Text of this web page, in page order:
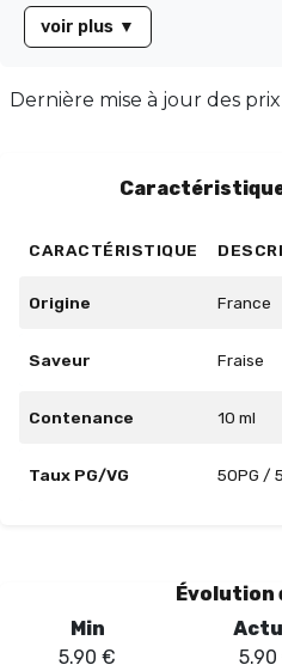
allie pitaya, fraise et
fraîcheur intense. Les
voir plus ▼
Dernière mise à jour des
CARACTÉRISTIQUE
Origine France
Saveur Fraise
Contenance 10 ml
Taux PG/VG 50PG /
Évolution
Min
5.90 €
5.90